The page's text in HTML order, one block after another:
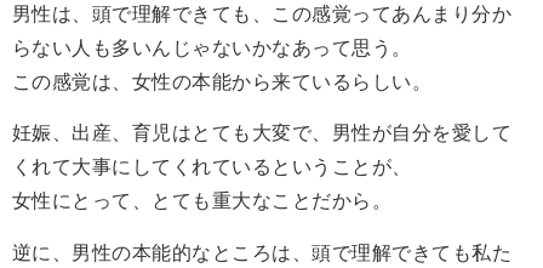
男性は、頭で理解できても、この感覚ってあんまり分か
らない人も多いんじゃないかなあって思う。
この感覚は、女性の本能から来ているらしい。
妊娠、出産、育児はとても大変で、男性が自分を愛して
くれて大事にしてくれているということが、
女性にとって、とても重大なことだから。
逆に、男性の本能的なところは、頭で理解できても私た